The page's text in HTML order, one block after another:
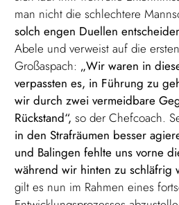
man nicht die schlechtere
solch engen Duellen
Abele und verweist auf die
Großaspach: „Wir waren in
verpassten es, in Führung zu
wir durch zwei vermeidbare
Rückstand“, so der Chefcoach.
in den Strafräumen besser
und Balingen fehlte uns vorne
während wir hinten zu schläfrig
gilt es nun im Rahmen eines